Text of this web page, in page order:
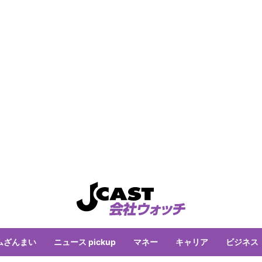
ざんまい ニュース pickup マネー キャリア ビジネス